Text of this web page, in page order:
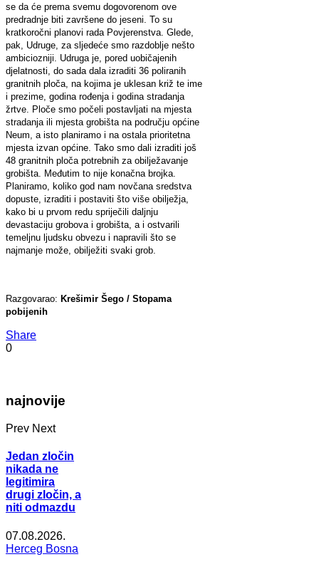
se da će prema svemu dogovorenom ove
predradnje biti završene do jeseni. To su
kratkoročni planovi rada Povjerenstva. Glede,
pak, Udruge, za sljedeće smo razdoblje nešto
ambiciozniji. Udruga je, pored uobičajenih
djelatnosti, do sada dala izraditi 36 poliranih
granitnih ploča, na kojima je uklesan križ te ime
i prezime, godina rođenja i godina stradanja
žrtve. Ploče smo počeli postavljati na mjesta
stradanja ili mjesta grobišta na području općine
Neum, a isto planiramo i na ostala prioritetna
mjesta izvan općine. Tako smo dali izraditi još
48 granitnih ploča potrebnih za obilježavanje
grobišta. Međutim to nije konačna brojka.
Planiramo, koliko god nam novčana sredstva
dopuste, izraditi i postaviti što više obilježja,
kako bi u prvom redu spriječili daljnju
devastaciju grobova i grobišta, a i ostvarili
temeljnu ljudsku obvezu i napravili što se
najmanje može, obilježiti svaki grob.
Razgovarao: Krešimir Šego / Stopama
pobijenih
Share
0
najnovije
Prev Next
Jedan zločin
nikada ne
legitimira
drugi zločin, a
niti odmazdu
07.08.2026.
Herceg Bosna